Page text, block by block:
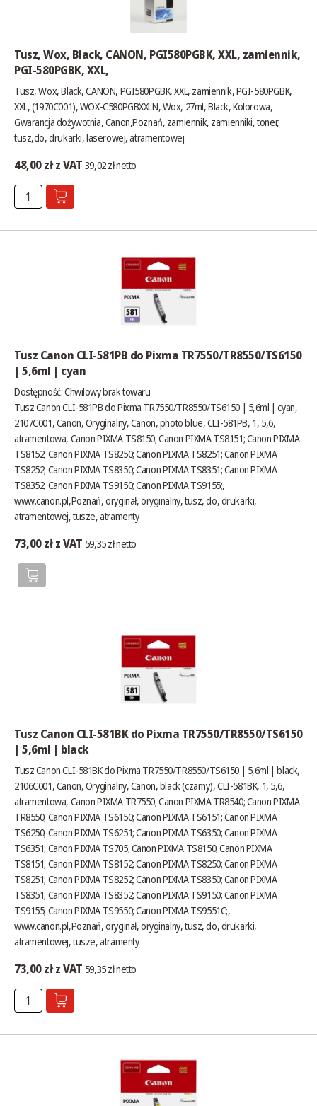
Tusz, Wox, Black, CANON, PGI580PGBK, XXL, zamiennik,
PGI-580PGBK, XXL,
Tusz, Wox, Black, CANON, PGI580PGBK, XXL, zamiennik, PGI-580PGBK,
XXL, (1970C001), WOX-C580PGBXXLN, Wox, 27ml, Black, Kolorowa,
Gwarancja dożywotnia, Canon,Poznań, zamiennik, zamienniki, toner,
tusz,do, drukarki, laserowej, atramentowej
48,00 zł z VAT 39,02 zł netto
Tusz Canon CLI-581PB do Pixma TR7550/TR8550/TS6150
| 5,6ml | cyan
Dostępność:Chwilowy brak towaru
Tusz Canon CLI-581PB do Pixma TR7550/TR8550/TS6150 | 5,6ml | cyan,
2107C001, Canon, Oryginalny, Canon, photo blue, CLI-581PB, 1, 5,6,
atramentowa, Canon PIXMA TS8150; Canon PIXMA TS8151; Canon PIXMA
TS8152; Canon PIXMA TS8250; Canon PIXMA TS8251; Canon PIXMA
TS8252; Canon PIXMA TS8350; Canon PIXMA TS8351; Canon PIXMA
TS8352; Canon PIXMA TS9150; Canon PIXMA TS9155;,
www.canon.pl,Poznań, oryginał, oryginalny, tusz, do, drukarki,
atramentowej, tusze, atramenty
73,00 zł z VAT 59,35 zł netto
Tusz Canon CLI-581BK do Pixma TR7550/TR8550/TS6150
| 5,6ml | black
Tusz Canon CLI-581BK do Pixma TR7550/TR8550/TS6150 | 5,6ml | black,
2106C001, Canon, Oryginalny, Canon, black (czarny), CLI-581BK, 1, 5,6,
atramentowa, Canon PIXMA TR7550; Canon PIXMA TR8540; Canon PIXMA
TR8550; Canon PIXMA TS6150; Canon PIXMA TS6151; Canon PIXMA
TS6250; Canon PIXMA TS6251; Canon PIXMA TS6350; Canon PIXMA
TS6351; Canon PIXMA TS705; Canon PIXMA TS8150; Canon PIXMA
TS8151; Canon PIXMA TS8152; Canon PIXMA TS8250; Canon PIXMA
TS8251; Canon PIXMA TS8252; Canon PIXMA TS8350; Canon PIXMA
TS8351; Canon PIXMA TS8352; Canon PIXMA TS9150; Canon PIXMA
TS9155; Canon PIXMA TS9550; Canon PIXMA TS9551C;,
www.canon.pl,Poznań, oryginał, oryginalny, tusz, do, drukarki,
atramentowej, tusze, atramenty
73,00 zł z VAT 59,35 zł netto